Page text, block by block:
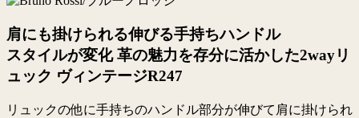
肩にも掛けられる伸びる手持ちハンドル
スタイルが変化 革の魅力を存分に活かした2wayリ
ュック ヴィンテージR247
リュックの他に手持ちのハンドル部分が伸びて肩に掛けられ